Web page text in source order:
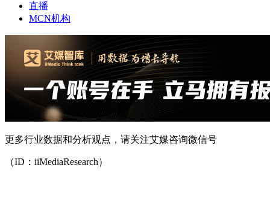
直播
MCN机构
更多行业数据和分析观点，请关注艾媒咨询微信号
（ID：iiMediaResearch）